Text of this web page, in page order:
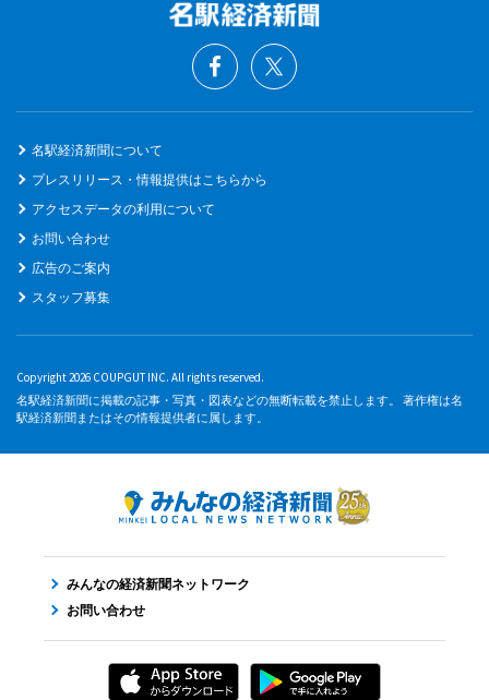
名駅経済新聞について
プレスリリース・情報提供はこちらから
アクセスデータの利用について
お問い合わせ
広告のご案内
スタッフ募集
Copyright 2026 COUPGUT INC. All rights reserved.
名駅経済新聞に掲載の記事・写真・図表などの無断転載を禁止します。 著作権は名
駅経済新聞またはその情報提供者に属します。
みんなの経済新聞ネットワーク
お問い合わせ